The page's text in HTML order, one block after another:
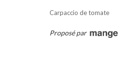
Carpaccio de tomate
Proposé par